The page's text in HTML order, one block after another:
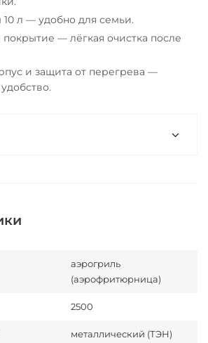
л — удобно для семьи.
— лёгкая очистка после
и защита от перегрева —
аэрогриль
(аэрофритюрница)
2500
металлический (ТЭН)